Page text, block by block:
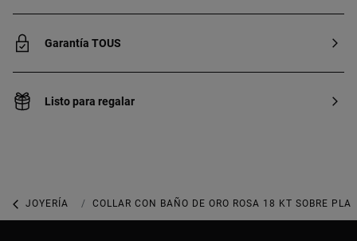
Garantía TOUS
Listo para regalar
JOYERÍA COLLARES
COLLAR CON BAÑO DE ORO ROSA 18 KT SOBRE